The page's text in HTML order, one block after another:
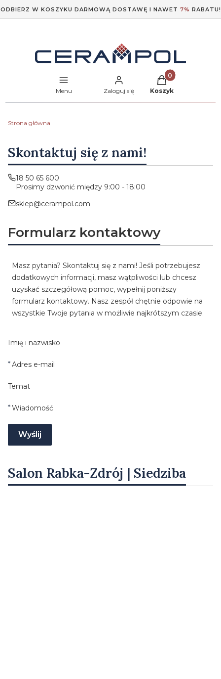
ODBIERZ W KOSZYKU DARMOWĄ DOSTAWĘ I NAWET 7% RABATU!
Menu Zaloguj się
Produkty w
Koszyk
Strona główna
Skontaktuj się z nami!
18 50 65 600
Prosimy dzwonić między 9:00 - 18:00
sklep@cerampol.com
Formularz kontaktowy
Masz pytania? Skontaktuj się z nami! Jeśli potrzebujesz
dodatkowych informacji, masz wątpliwości lub chcesz
uzyskać szczegółową pomoc, wypełnij poniższy
formularz kontaktowy. Nasz zespół chętnie odpowie na
wszystkie Twoje pytania w możliwie najkrótszym czasie.
Imię i nazwisko
*Adres e-mail
Temat
*Wiadomość
Wyślij
Salon Rabka-Zdrój | Siedziba